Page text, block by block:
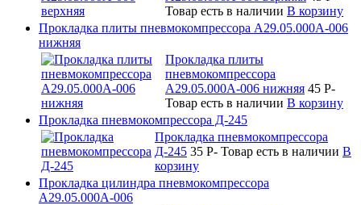
Товар есть в наличии В корзину
Прокладка плиты пневмокомпрессора А29.05.000А-006
нижняя
Прокладка плиты
пневмокомпрессора
А29.05.000А-006 нижняя 45 P-
Товар есть в наличии В корзину
Прокладка пневмокомпрессора Д-245
Прокладка пневмокомпрессора
Д-245 35 P- Товар есть в наличии В
корзину
Прокладка цилиндра пневмокомпрессора
А29.05.000А-006